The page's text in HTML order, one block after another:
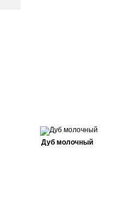
Дуб молочный